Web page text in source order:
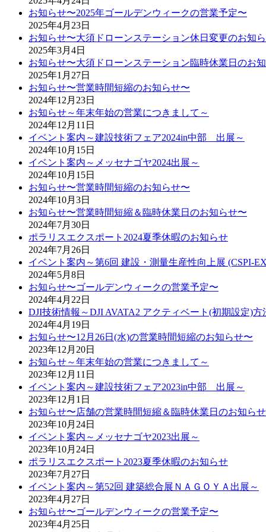
お知らせ〜2025年ゴールデンウィークの営業予定〜
2025年4月23日
お知らせ〜大須ドローンステーション休日変更のお知
2025年3月4日
お知らせ〜大須ドローンステーション臨時休業日のお
2025年1月27日
お知らせ〜営業時間短縮のお知らせ〜
2024年12月23日
お知らせ～年末年始の営業につきまして～
2024年12月11日
イベント案内～建設技術フェア2024in中部 出展～
2024年10月15日
イベント案内～メッセナゴヤ2024出展～
2024年10月15日
お知らせ〜営業時間短縮のお知らせ〜
2024年10月3日
お知らせ〜営業時間短縮＆臨時休業日のお知らせ〜
2024年7月30日
ポラリスエクスポート2024夏季休暇のお知らせ
2024年7月26日
イベント案内～第6回 建設・測量生産性向上展 (CSPI-
2024年5月8日
お知らせ〜ゴールデンウィークの営業予定〜
2024年4月22日
DJI技術情報～DJI AVATA2 アクティベート(初期設定)方
2024年4月19日
お知らせ〜12月26日(水)の営業時間短縮のお知らせ〜
2023年12月20日
お知らせ～年末年始の営業につきまして～
2023年12月11日
イベント案内～建設技術フェア2023in中部 出展～
2023年12月1日
お知らせ〜店舗の営業時間短縮＆臨時休業日のお知ら
2023年10月24日
イベント案内～メッセナゴヤ2023出展～
2023年10月24日
ポラリスエクスポート2023夏季休暇のお知らせ
2023年7月27日
イベント案内～第52回 建築総合展ＮＡＧＯＹＡ出展～
2023年4月27日
お知らせ〜ゴールデンウィークの営業予定〜
2023年4月25日